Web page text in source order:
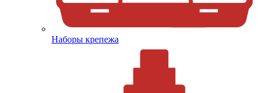
Наборы крепежа